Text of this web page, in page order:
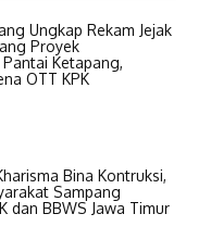
Ungkap Rekam Jejak
Proyek
Ketapang,
OTT KPK
Bina Kontruksi,
Sampang
dan BBWS Jawa Timur